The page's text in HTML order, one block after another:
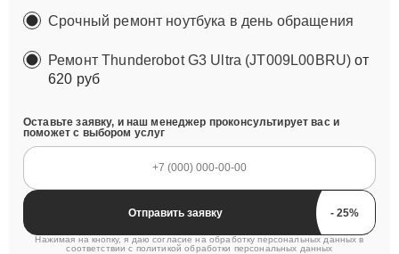
Срочный ремонт ноутбука в день обращения
Ремонт Thunderobot G3 Ultra (JT009L00BRU)от
620 руб
Оставьте заявку, и наш менеджер проконсультирует вас и
поможет с выбором услуг
Отправить заявку
Нажимая на кнопку, я даю согласие на обработку персональных данных в
соответствии с политикой обработки персональных данных